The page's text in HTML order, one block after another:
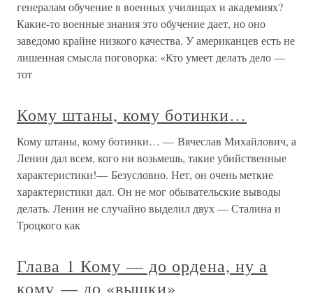
генералам обучение в военных училищах и академиях?
Какие-то военные знания это обучение дает, но оно
заведомо крайне низкого качества. У американцев есть не
лишенная смысла поговорка: «Кто умеет делать дело —
тот
Кому штаны, кому ботинки…
Кому штаны, кому ботинки… — Вячеслав Михайлович, а
Ленин дал всем, кого ни возьмешь, такие убийственные
характеристики!— Безусловно. Нет, он очень меткие
характеристики дал. Он не мог обывательские выводы
делать. Ленин не случайно выделил двух — Сталина и
Троцкого как
Глава 1 Кому — до ордена, ну а
кому — до «вышки»